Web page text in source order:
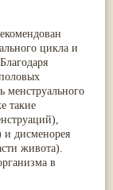
цикла и
менструального
такие
и дисменорея
живота).
в